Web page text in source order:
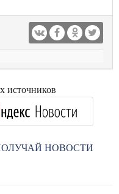
источников
НОВОСТИ